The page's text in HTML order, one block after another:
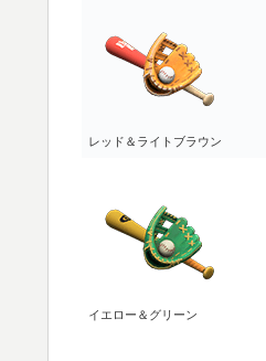
レッド＆ライトブラウン
イエロー＆グリーン